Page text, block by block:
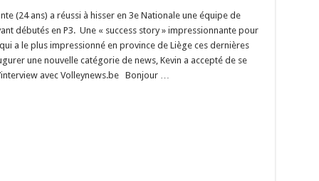
(24 ans) a réussi à hisser en 3e Nationale une équipe de
débutés en P3. Une « success story » impressionnante pour
a le plus impressionné en province de Liège ces dernières
une nouvelle catégorie de news, Kevin a accepté de se
avec Volleynews.be Bonjour …